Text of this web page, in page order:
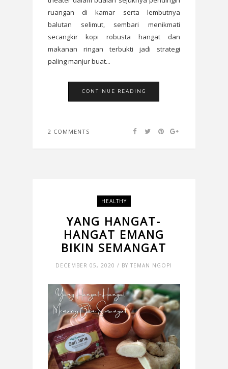
ruangan di kamar serta lembutnya
balutan selimut, sembari menikmati
secangkir kopi robusta hangat dan
makanan ringan terbukti jadi strategi
paling manjur buat...
CONTINUE READING
2 COMMENTS
HEALTHY
YANG HANGAT-
HANGAT EMANG
BIKIN SEMANGAT
DECEMBER 05, 2020 / BY TEMAN NGOPI